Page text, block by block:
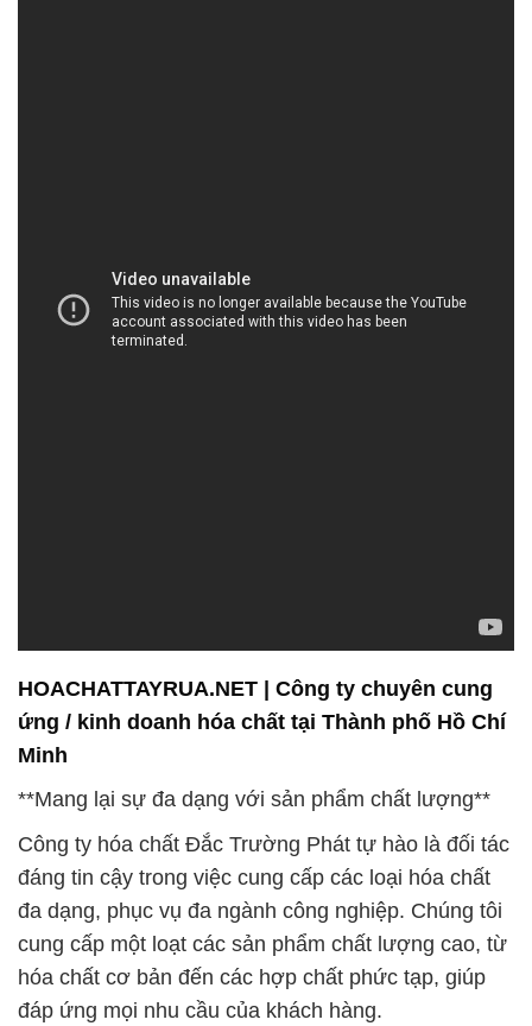
HOACHATTAYRUA.NET | Công ty chuyên cung
ứng / kinh doanh hóa chất tại Thành phố Hồ Chí
Minh
**Mang lại sự đa dạng với sản phẩm chất lượng**
Công ty hóa chất Đắc Trường Phát tự hào là đối tác
đáng tin cậy trong việc cung cấp các loại hóa chất
đa dạng, phục vụ đa ngành công nghiệp. Chúng tôi
cung cấp một loạt các sản phẩm chất lượng cao, từ
hóa chất cơ bản đến các hợp chất phức tạp, giúp
đáp ứng mọi nhu cầu của khách hàng.